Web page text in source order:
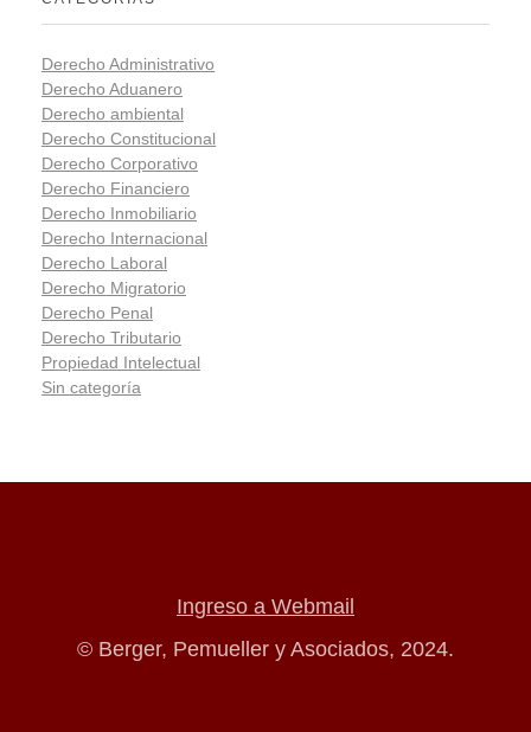
Derecho Administrativo
Derecho Aduanero
Derecho ambiental
Derecho Constitucional
Derecho Corporativo
Derecho Financiero
Derecho Inmobiliario
Derecho Internacional
Derecho Laboral
Derecho Migratorio
Derecho Penal
Derecho Tributario
Propiedad Intelectual
Sin categoría
Ingreso a Webmail
© Berger, Pemueller y Asociados, 2024.